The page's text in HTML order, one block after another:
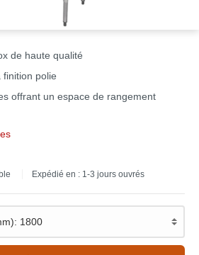
de haute qualité
finition polie
offrant un espace de rangement
Expédié en : 1-3 jours ouvrés